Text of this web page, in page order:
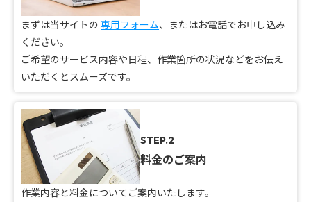
まずは当サイトの 専用フォーム、またはお電話でお申し込み
ください。
ご希望のサービス内容や日程、作業箇所の状況などをお伝え
いただくとスムーズです。
STEP.2
料金のご案内
作業内容と料金についてご案内いたします。